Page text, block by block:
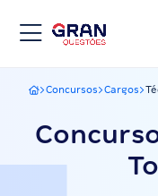
Gran Questões
Concursos Cargos